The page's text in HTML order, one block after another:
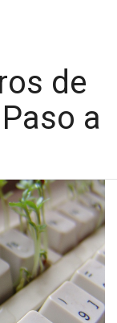
de
a